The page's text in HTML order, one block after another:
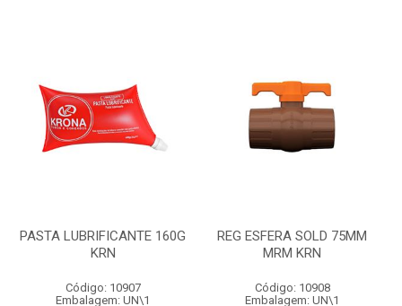
PASTA LUBRIFICANTE 160G
KRN
Código: 10907
Embalagem: UN\1
REG ESFERA SOLD 75MM
MRM KRN
Código: 10908
Embalagem: UN\1